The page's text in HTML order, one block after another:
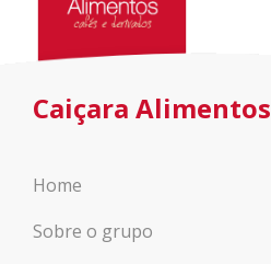
Caiçara Alimentos
Home
Sobre o grupo